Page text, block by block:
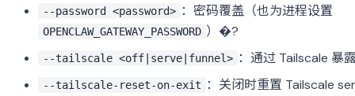
--password <password> ：密码覆盖（也为进程设置
OPENCLAW_GATEWAY_PASSWORD ）�?
--tailscale <off|serve|funnel> ：通过 Tailscale 暴
--tailscale-reset-on-exit ：关闭时重置 Tailscale